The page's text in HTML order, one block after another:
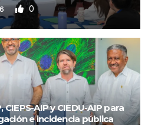
0
CIEPS-AIP y CIEDU-AIP para
e incidencia pública